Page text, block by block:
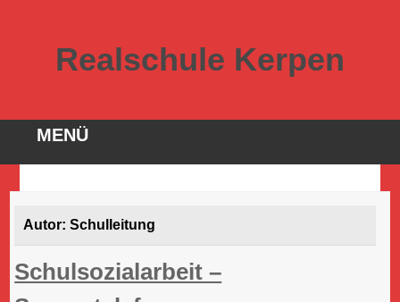
Realschule Kerpen
MENÜ
Inhalt
Autor:Schulleitung
Schulsozialarbeit –